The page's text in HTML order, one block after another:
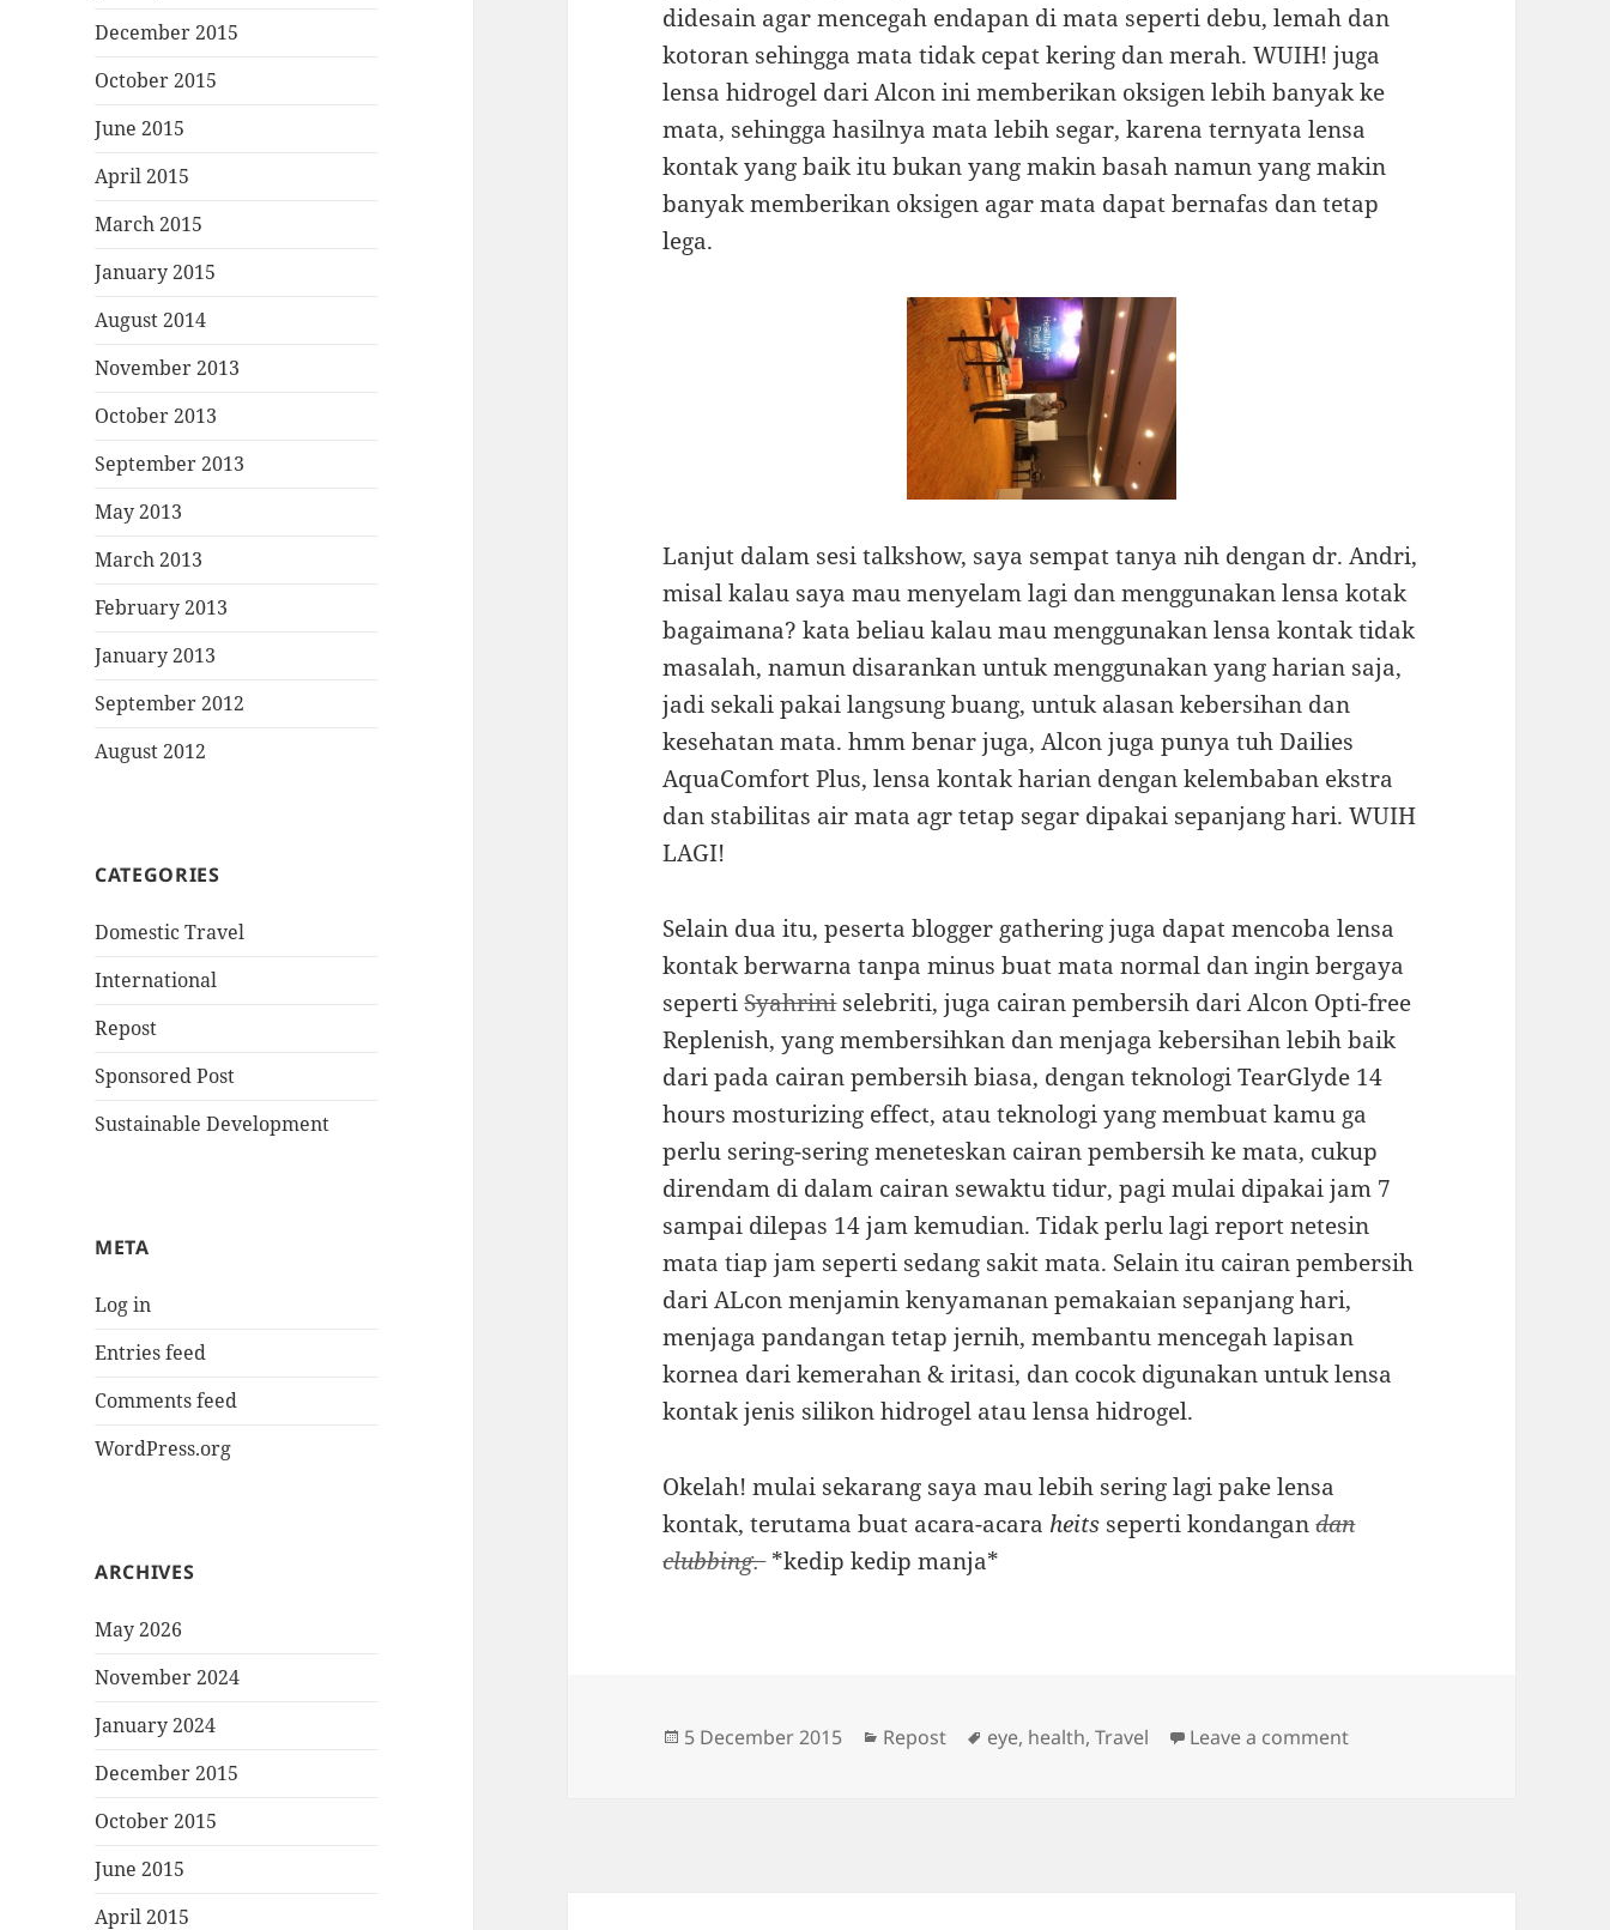
December 2015
October 2015
June 2015
April 2015
March 2015
January 2015
August 2014
November 2013
October 2013
September 2013
May 2013
March 2013
February 2013
January 2013
September 2012
August 2012
CATEGORIES
Domestic Travel
International
Repost
Sponsored Post
Sustainable Development
META
Log in
Entries feed
Comments feed
WordPress.org
ARCHIVES
May 2026
November 2024
January 2024
December 2015
October 2015
June 2015
April 2015
didesain agar mencegah endapan di mata seperti debu, lemah dan
kotoran sehingga mata tidak cepat kering dan merah. WUIH! juga
lensa hidrogel dari Alcon ini memberikan oksigen lebih banyak ke
mata, sehingga hasilnya mata lebih segar, karena ternyata lensa
kontak yang baik itu bukan yang makin basah namun yang makin
banyak memberikan oksigen agar mata dapat bernafas dan tetap
lega.
Lanjut dalam sesi talkshow, saya sempat tanya nih dengan dr. Andri,
misal kalau saya mau menyelam lagi dan menggunakan lensa kotak
bagaimana? kata beliau kalau mau menggunakan lensa kontak tidak
masalah, namun disarankan untuk menggunakan yang harian saja,
jadi sekali pakai langsung buang, untuk alasan kebersihan dan
kesehatan mata. hmm benar juga, Alcon juga punya tuh Dailies
AquaComfort Plus, lensa kontak harian dengan kelembaban ekstra
dan stabilitas air mata agr tetap segar dipakai sepanjang hari. WUIH
LAGI!
Selain dua itu, peserta blogger gathering juga dapat mencoba lensa
kontak berwarna tanpa minus buat mata normal dan ingin bergaya
sepertiSyahriniselebriti, juga cairan pembersih dari Alcon Opti-free
Replenish, yang membersihkan dan menjaga kebersihan lebih baik
dari pada cairan pembersih biasa, dengan teknologi TearGlyde 14
hours mosturizing effect, atau teknologi yang membuat kamu ga
perlu sering-sering meneteskan cairan pembersih ke mata, cukup
direndam di dalam cairan sewaktu tidur, pagi mulai dipakai jam 7
sampai dilepas 14 jam kemudian. Tidak perlu lagi report netesin
mata tiap jam seperti sedang sakit mata. Selain itu cairan pembersih
dari ALcon menjamin kenyamanan pemakaian sepanjang hari,
menjaga pandangan tetap jernih, membantu mencegah lapisan
kornea dari kemerahan & iritasi, dan cocok digunakan untuk lensa
kontak jenis silikon hidrogel atau lensa hidrogel.
Okelah! mulai sekarang saya mau lebih sering lagi pake lensa
kontak, terutama buat acara-acara heits seperti kondangandan
clubbing.*kedip kedip manja*
Posted
5 December 2015 Categories
Repost Tags
eye, health,Travel Leave a commenton Healthy Eye Pretty I